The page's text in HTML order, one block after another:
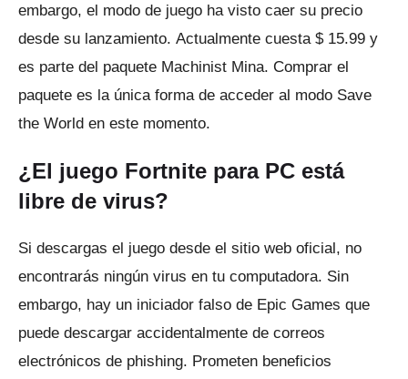
embargo, el modo de juego ha visto caer su precio
desde su lanzamiento. Actualmente cuesta $ 15.99 y
es parte del paquete Machinist Mina. Comprar el
paquete es la única forma de acceder al modo Save
the World en este momento.
¿El juego Fortnite para PC está
libre de virus?
Si descargas el juego desde el sitio web oficial, no
encontrarás ningún virus en tu computadora. Sin
embargo, hay un iniciador falso de Epic Games que
puede descargar accidentalmente de correos
electrónicos de phishing. Prometen beneficios